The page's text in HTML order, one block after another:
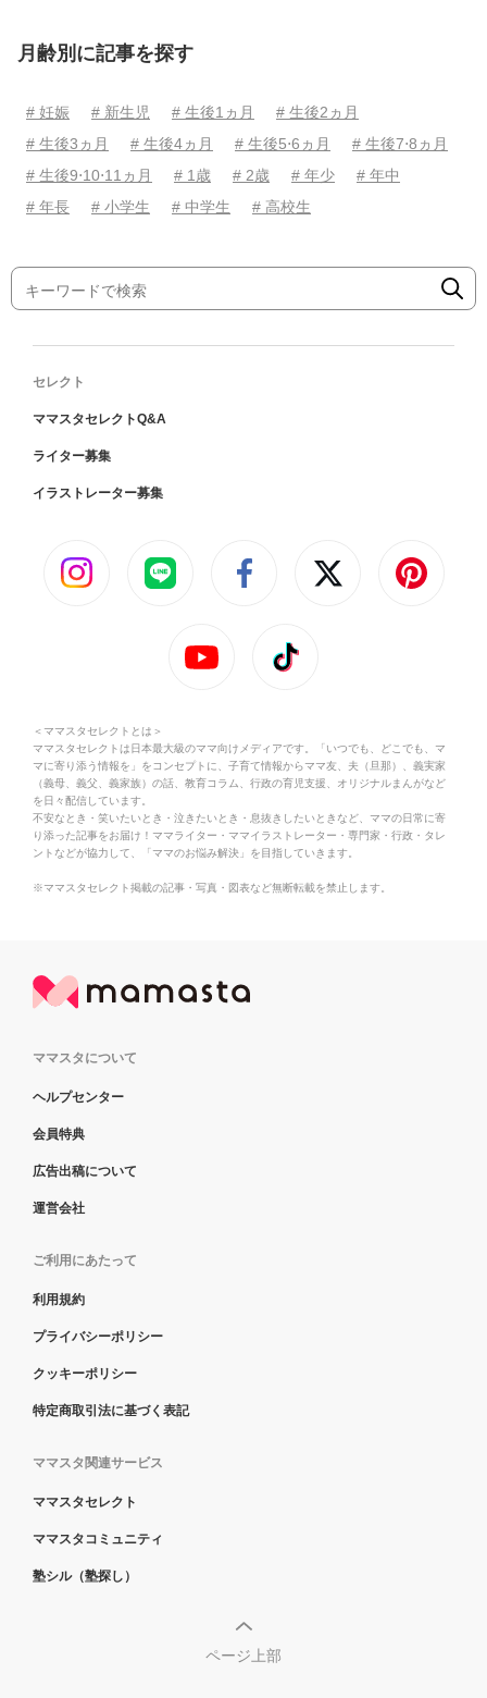
月齢別に記事を探す
# 妊娠 # 新生児 # 生後1ヵ月
# 生後2ヵ月
# 生後3ヵ月
# 生後4ヵ月 # 生後5⋅6ヵ月
# 生後7⋅8ヵ月
# 生後9⋅10⋅11ヵ月
# 1歳 # 2歳 # 年少
# 年中
# 年長
# 小学生 # 中学生 # 高校生
セレクト
ママスタセレクトQ&A
ライター募集
イラストレーター募集
＜ママスタセレクトとは＞
ママスタセレクトは日本最大級のママ向けメディアです。「いつでも、どこでも、マ
マに寄り添う情報を」をコンセプトに、子育て情報からママ友、夫（旦那）、義実家
（義母、義父、義家族）の話、教育コラム、行政の育児支援、オリジナルまんがなど
を日々配信しています。
不安なとき・笑いたいとき・泣きたいとき・息抜きしたいときなど、ママの日常に寄
り添った記事をお届け！ママライター・ママイラストレーター・専門家・行政・タレ
ントなどが協力して、「ママのお悩み解決」を目指していきます。
※ママスタセレクト掲載の記事・写真・図表など無断転載を禁止します。
ママスタについて
ヘルプセンター
会員特典
広告出稿について
運営会社
ご利用にあたって
利用規約
プライバシーポリシー
クッキーポリシー
特定商取引法に基づく表記
ママスタ関連サービス
ママスタセレクト
ママスタコミュニティ
塾シル（塾探し）
ページ上部